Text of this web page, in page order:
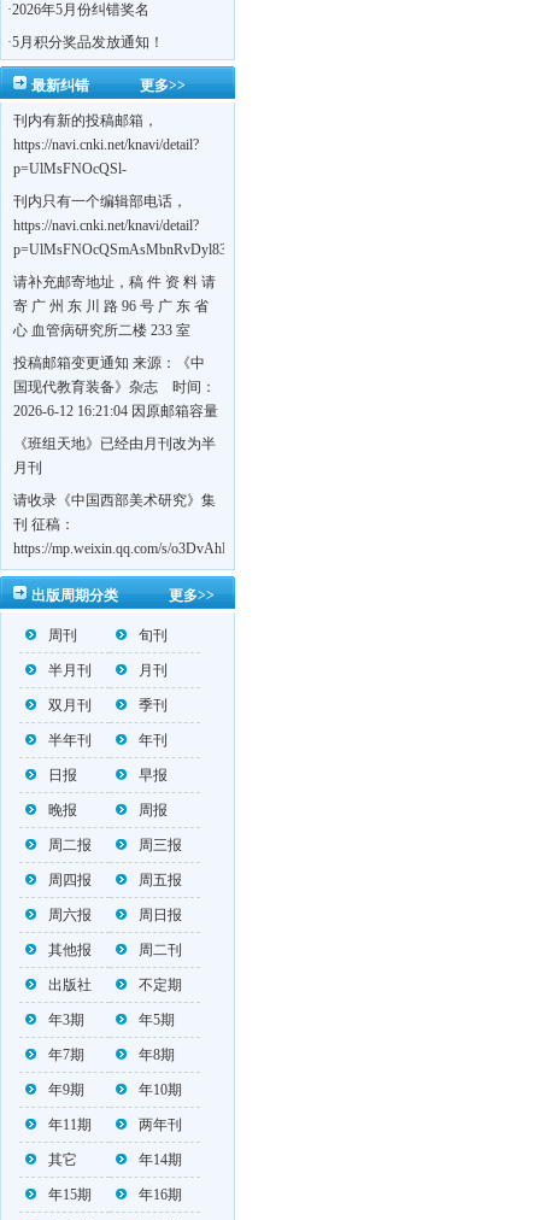
·2026年5月份纠错奖名
·5月积分奖品发放通知！
更多>>
最新纠错
刊内有新的投稿邮箱，
https://navi.cnki.net/knavi/detail?
p=UlMsFNOcQSl-
刊内只有一个编辑部电话，
https://navi.cnki.net/knavi/detail?
p=UlMsFNOcQSmAsMbnRvDyl83fGGu5dcrBYtF-
w7VFJdSWT5tem1RQ5W2sC5HRG-
S8mH75DuljrTVfVeoXxT4L0b-
Yrk7HaGd7C2w5FD7nrnLRR5Q57zsTTQ==&uniplatform=NZKPT&language=CHS
请补充邮寄地址，稿 件 资 料 请
寄 广 州 东 川 路 96 号 广 东 省
心 血管病研究所二楼 233 室
《岭南心血管病杂志》编辑部
收，
https://navi.cnki.net/knavi/detail?
BMxk-
109PkA==&uniplatform=NZKPT&language=CHS
投稿邮箱变更通知 来源：《中
国现代教育装备》杂志 时间：
2026-6-12 16:21:04 因原邮箱容量
有限，自即日起停止使用，我刊
投稿邮箱变更为 高教投稿邮
邮箱：bedu@cmee.net.cn
《班组天地》已经由月刊改为半
月刊
请收录《中国西部美术研究》集
刊 征稿：
https://mp.weixin.qq.com/s/o3DvAhL6jtTS9ASccwcwPQ
第一辑：
https://mp.weixin.qq.com/s/_w2OMIu6Gs1QL0b_JWhZAQ
更多>>
出版周期分类
周刊 旬刊
半月刊 月刊
双月刊 季刊
半年刊 年刊
日报 早报
晚报 周报
周二报 周三报
周四报 周五报
周六报 周日报
其他报 周二刊
出版社 不定期
年3期 年5期
年7期 年8期
年9期 年10期
年11期 两年刊
其它 年14期
年15期 年16期